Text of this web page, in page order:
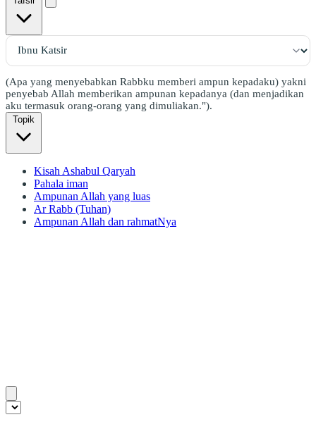
(Apa yang menyebabkan Rabbku memberi ampun kepadaku) yakni
penyebab Allah memberikan ampunan kepadanya (dan menjadikan
aku termasuk orang-orang yang dimuliakan.").
Topik
Kisah Ashabul Qaryah
Pahala iman
Ampunan Allah yang luas
Ar Rabb (Tuhan)
Ampunan Allah dan rahmatNya